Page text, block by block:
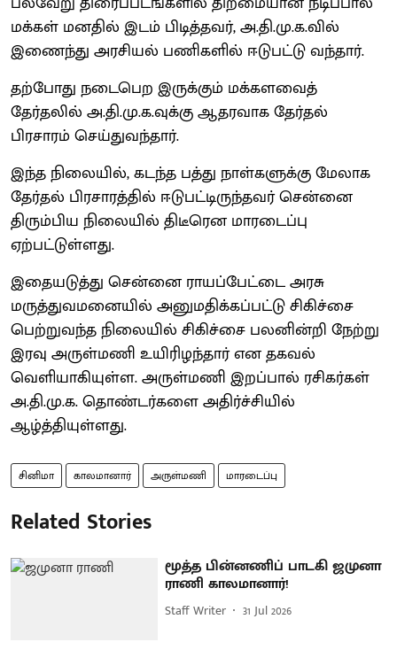
மக்கள் மனதில் இடம் பிடித்தவர், அ.தி.மு.க.வில்
இணைந்து அரசியல் பணிகளில் ஈடுபட்டு வந்தார்.
தற்போது நடைபெற இருக்கும் மக்களவைத்
தேர்தலில் அ.தி.மு.க.வுக்கு ஆதரவாக தேர்தல்
பிரசாரம் செய்துவந்தார்.
இந்த நிலையில், கடந்த பத்து நாள்களுக்கு மேலாக
தேர்தல் பிரசாரத்தில் ஈடுபட்டிருந்தவர் சென்னை
திரும்பிய நிலையில் திடீரென மாரடைப்பு
ஏற்பட்டுள்ளது.
இதையடுத்து சென்னை ராயப்பேட்டை அரசு
மருத்துவமனையில் அனுமதிக்கப்பட்டு சிகிச்சை
பெற்றுவந்த நிலையில் சிகிச்சை பலனின்றி நேற்று
இரவு அருள்மணி உயிரிழந்தார் என தகவல்
வெளியாகியுள்ள. அருள்மணி இறப்பால் ரசிகர்கள்
அ.தி.மு.க. தொண்டர்களை அதிர்ச்சியில்
ஆழ்த்தியுள்ளது.
சினிமா காலமானார் அருள்மணி மாரடைப்பு
Related Stories
மூத்த பின்னணிப் பாடகி ஜமுனா
ராணி காலமானார்!
Staff Writer 31 Jul 2026